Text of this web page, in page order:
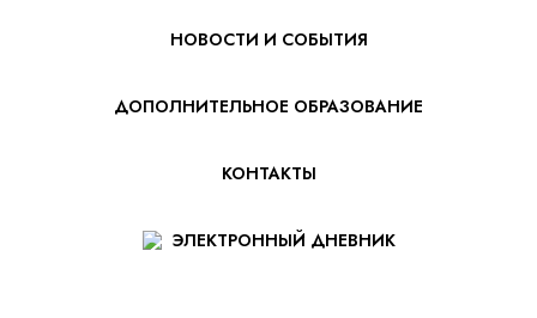
НОВОСТИ И СОБЫТИЯ
ДОПОЛНИТЕЛЬНОЕ ОБРАЗОВАНИЕ
КОНТАКТЫ
ЭЛЕКТРОННЫЙ ДНЕВНИК